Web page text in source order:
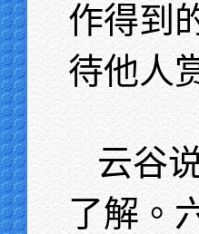
作得到
待他人
云谷
了解。